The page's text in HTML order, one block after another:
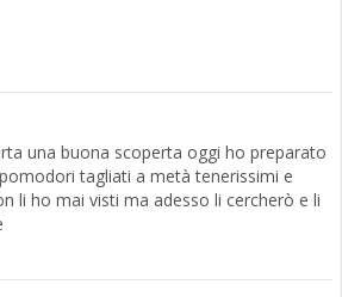
una buona scoperta oggi ho preparato
tagliati a metà tenerissimi e
li ho mai visti ma adesso li cercherò e li